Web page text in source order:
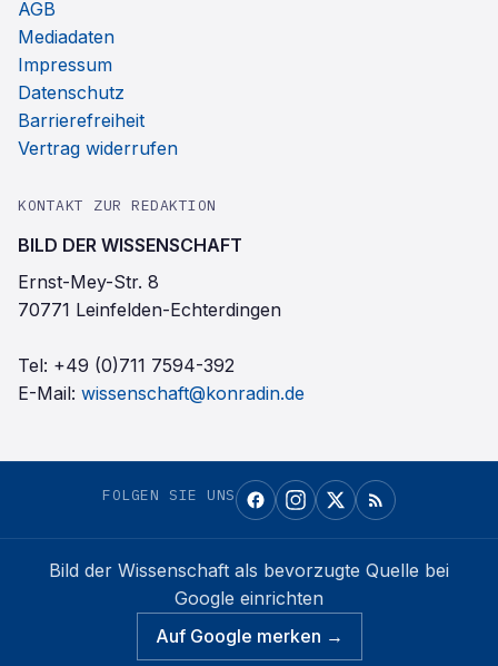
AGB
Mediadaten
Impressum
Datenschutz
Barrierefreiheit
Vertrag widerrufen
KONTAKT ZUR REDAKTION
BILD DER WISSENSCHAFT
Ernst-Mey-Str. 8
70771 Leinfelden-Echterdingen
Tel: +49 (0)711 7594-392
E-Mail: wissenschaft@konradin.de
FOLGEN SIE UNS
Bild der Wissenschaft als bevorzugte Quelle bei
Google einrichten
Auf Google merken →